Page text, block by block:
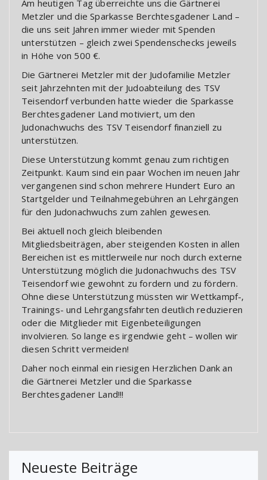
Am heutigen Tag überreichte uns die Gärtnerei
Metzler und die Sparkasse Berchtesgadener Land –
die uns seit Jahren immer wieder mit Spenden
unterstützen – gleich zwei Spendenschecks jeweils
in Höhe von 500 €.
Die Gärtnerei Metzler mit der Judofamilie Metzler
seit Jahrzehnten mit der Judoabteilung des TSV
Teisendorf verbunden hatte wieder die Sparkasse
Berchtesgadener Land motiviert, um den
Judonachwuchs des TSV Teisendorf finanziell zu
unterstützen.
Diese Unterstützung kommt genau zum richtigen
Zeitpunkt. Kaum sind ein paar Wochen im neuen Jahr
vergangenen sind schon mehrere Hundert Euro an
Startgelder und Teilnahmegebühren an Lehrgängen
für den Judonachwuchs zum zahlen gewesen.
Bei aktuell noch gleich bleibenden
Mitgliedsbeiträgen, aber steigenden Kosten in allen
Bereichen ist es mittlerweile nur noch durch externe
Unterstützung möglich die Judonachwuchs des TSV
Teisendorf wie gewohnt zu fordern und zu fördern.
Ohne diese Unterstützung müssten wir Wettkampf-,
Trainings- und Lehrgangsfahrten deutlich reduzieren
oder die Mitglieder mit Eigenbeteiligungen
involvieren. So lange es irgendwie geht – wollen wir
diesen Schritt vermeiden!
Daher noch einmal ein riesigen Herzlichen Dank an
die Gärtnerei Metzler und die Sparkasse
Berchtesgadener Land!!!
Neueste Beiträge